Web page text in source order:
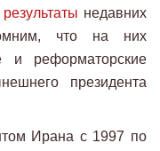
результаты недавних
что на них
и реформаторские
президента
Ирана с 1997 по